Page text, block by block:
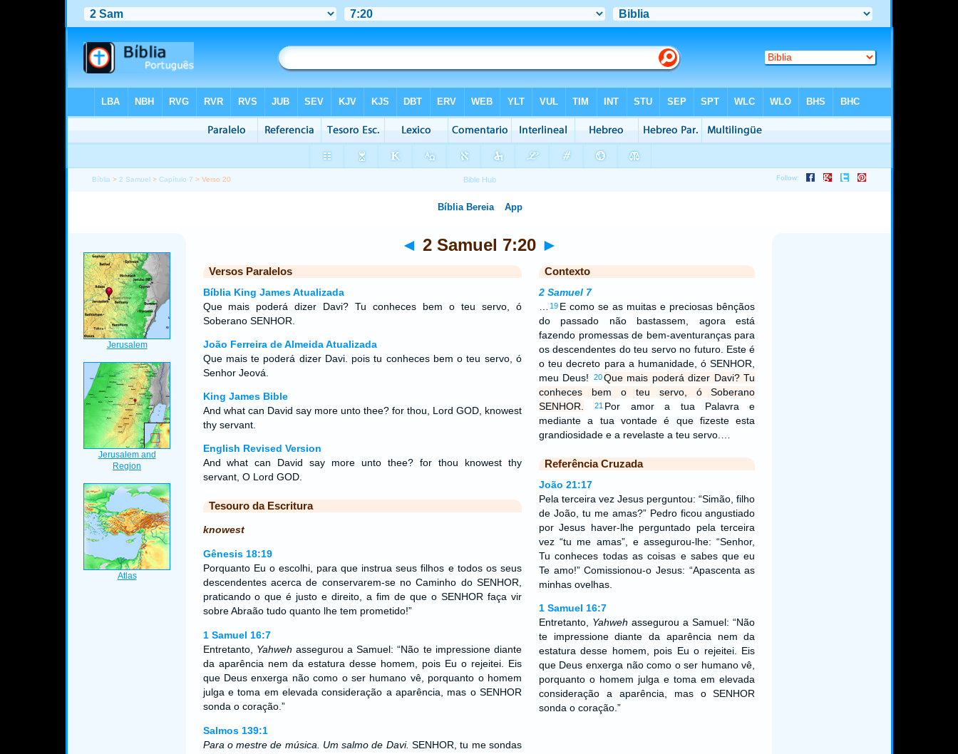
Bíblia > 2 Samuel >Capítulo 7 > Verso 20
◄ 2 Samuel 7:20 ►
Versos Paralelos
Bíblia King James Atualizada
Que mais poderá dizer Davi? Tu conheces bem o teu servo, ó
Soberano SENHOR.
João Ferreira de Almeida Atualizada
Que mais te poderá dizer Davi. pois tu conheces bem o teu servo, ó
Senhor Jeová.
King James Bible
And what can David say more unto thee? for thou, Lord GOD, knowest
thy servant.
English Revised Version
And what can David say more unto thee? for thou knowest thy
servant, O Lord GOD.
Tesouro da Escritura
knowest
Gênesis 18:19
Porquanto Eu o escolhi, para que instrua seus filhos e todos os seus
descendentes acerca de conservarem-se no Caminho do SENHOR,
praticando o que é justo e direito, a fim de que o SENHOR faça vir
sobre Abraão tudo quanto lhe tem prometido!”
1 Samuel 16:7
Entretanto, Yahweh assegurou a Samuel: “Não te impressione diante
da aparência nem da estatura desse homem, pois Eu o rejeitei. Eis
que Deus enxerga não como o ser humano vê, porquanto o homem
julga e toma em elevada consideração a aparência, mas o SENHOR
sonda o coração.”
Salmos 139:1
Para o mestre de música. Um salmo de Davi. SENHOR, tu me sondas
Contexto
2 Samuel 7
19 E como se as muitas e preciosas bênçãos
do passado não bastassem, agora está
fazendo promessas de bem-aventuranças para
os descendentes do teu servo no futuro. Este é
o teu decreto para a humanidade, ó SENHOR,
meu Deus!
20Que mais poderá dizer Davi? Tu
conheces bem o teu servo, ó Soberano
SENHOR.
21 Por amor a tua Palavra e
mediante a tua vontade é que fizeste esta
grandiosidade e a revelaste a teu servo.…
Referência Cruzada
João 21:17
Pela terceira vez Jesus perguntou: “Simão, filho
de João, tu me amas?” Pedro ficou angustiado
por Jesus haver-lhe perguntado pela terceira
vez “tu me amas”, e assegurou-lhe: “Senhor,
Tu conheces todas as coisas e sabes que eu
Te amo!” Comissionou-o Jesus: “Apascenta as
minhas ovelhas.
1 Samuel 16:7
Entretanto, Yahweh assegurou a Samuel: “Não
te impressione diante da aparência nem da
estatura desse homem, pois Eu o rejeitei. Eis
que Deus enxerga não como o ser humano vê,
porquanto o homem julga e toma em elevada
consideração a aparência, mas o SENHOR
sonda o coração.”